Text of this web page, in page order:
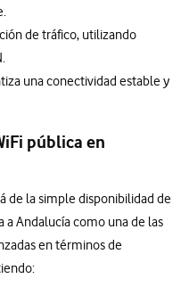
de tráfico, utilizando
una conectividad estable y
pública en
de la simple disponibilidad de
a Andalucía como una de las
en términos de